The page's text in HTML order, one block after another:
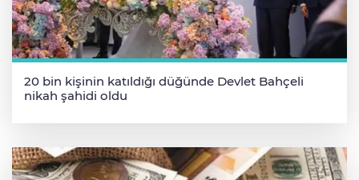
20 bin kişinin katıldığı düğünde Devlet Bahçeli
nikah şahidi oldu